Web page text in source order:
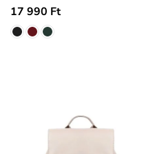
17 990 Ft